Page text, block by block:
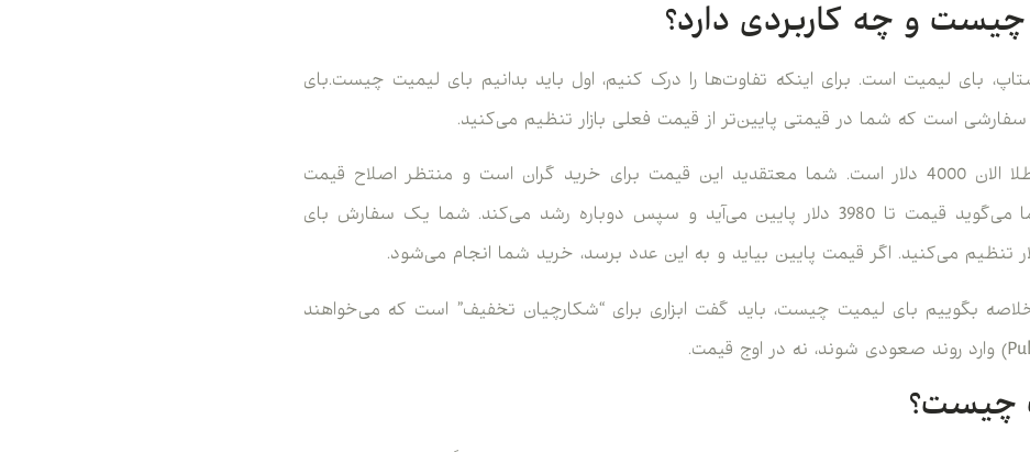
و چه کاربردی دارد؟
بای لیمیت است. برای اینکه تفاوت‌ها را درک کنیم، اول باید بدانیم بای لیمیت چیست.بای
فرض کنید قیمت طلا الان 4000 دلار است. شما معتقدید این قیمت برای خرید گران است و منتظر اصلاح قیمت
هستید. تحلیل شما می‌گوید قیمت تا 3980 دلار پایین می‌آید و سپس دوباره رشد می‌کند. شما یک سفارش بای
بگوییم بای لیمیت چیست، باید گفت ابزاری برای “شکارچیان تخفیف” است که می‌خواهند
چیست؟